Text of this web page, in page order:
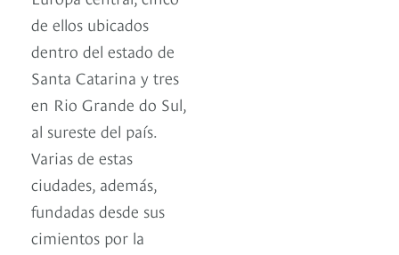
de ellos ubicados
dentro del estado de
Santa Catarina y tres
en Rio Grande do Sul,
al sureste del país.
Varias de estas
ciudades, además,
fundadas desde sus
cimientos por la